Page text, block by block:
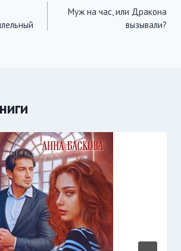
Муж на час, или Дракона
вызывали?